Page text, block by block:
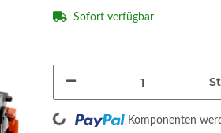
Sofort verfügbar
Loading... Komponenten